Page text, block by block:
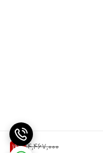
14,467,000
19%